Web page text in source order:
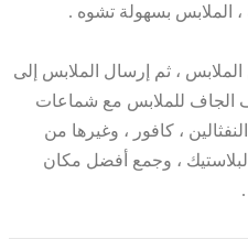
، الملابس بسهولة تشوه .
، ثم إرسال الملابس إلى
الجاف للملابس مع شماعات
، كافور ، وغيرها من
، وجمع أفضل مكان